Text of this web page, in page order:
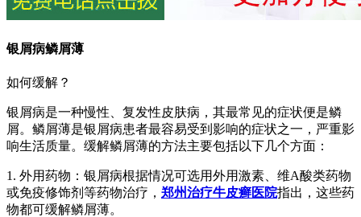
银屑病鳞屑薄
如何缓解？
银屑病是一种慢性、复发性皮肤病，其最常见的症状便是鳞
屑。鳞屑薄是银屑病患者最容易受到影响的症状之一，严重影
响生活质量。缓解鳞屑薄的方法主要包括以下几个方面：
1. 外用药物：银屑病根据情况可选用外用激素、维A酸类药物
或免疫修饰剂等药物治疗， 郑州治疗牛皮癣医院指出，这些药
物都可缓解鳞屑薄。